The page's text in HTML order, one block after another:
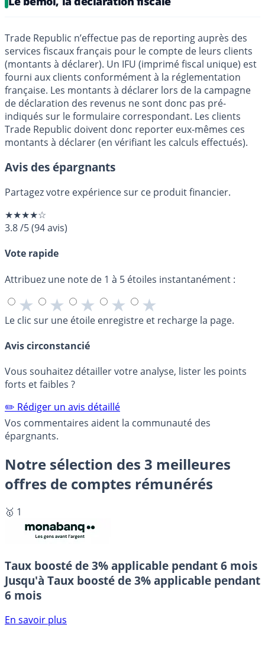
Trade Republic n’effectue pas de reporting auprès des
services fiscaux français pour le compte de leurs clients
(montants à déclarer). Un IFU (imprimé fiscal unique) est
fourni aux clients conformément à la réglementation
française. Les montants à déclarer lors de la campagne
de déclaration des revenus ne sont donc pas pré-
indiqués sur le formulaire correspondant. Les clients
Trade Republic doivent donc reporter eux-mêmes ces
montants à déclarer (en vérifiant les calculs effectués).
Avis des épargnants
Partagez votre expérience sur ce produit financier.
★★★★☆
3.8/5(94avis)
Vote rapide
Attribuez une note de 1 à 5 étoiles instantanément :
★ ★ ★ ★ ★
Le clic sur une étoile enregistre et recharge la page.
Avis circonstancié
Vous souhaitez détailler votre analyse, lister les points
forts et faibles ?
✏️ Rédiger un avis détaillé
Vos commentaires aident la communauté des
épargnants.
Notre sélection des 3 meilleures
offres de comptes rémunérés
🥇 1
Taux boosté de 3% applicable pendant 6 mois
Jusqu'à Taux boosté de 3% applicable pendant
6 mois
En savoir plus